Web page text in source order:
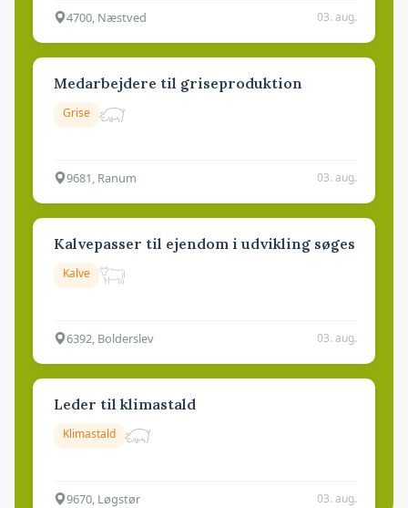
4700, Næstved 03. aug.
Medarbejdere til griseproduktion
Grise
9681, Ranum 03. aug.
Kalvepasser til ejendom i udvikling søges
Kalve
6392, Bolderslev 03. aug.
Leder til klimastald
Klimastald
9670, Løgstør 03. aug.